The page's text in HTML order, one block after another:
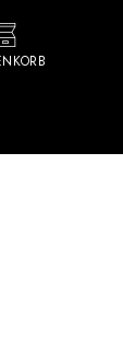
auf dem